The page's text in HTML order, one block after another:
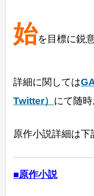
始を目標に鋭
詳細に関しては
Twitter） にて随
原作小説詳細は
■原作小説